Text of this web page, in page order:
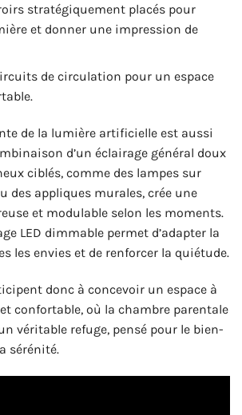
stratégiquement placés pour
et donner une impression de
de circulation pour un espace
de la lumière artificielle est aussi
d’un éclairage général doux
ciblés, comme des lampes sur
des appliques murales, crée une
et modulable selon les moments.
LED dimmable permet d’adapter la
les envies et de renforcer la quiétude.
donc à concevoir un espace à
confortable, où la chambre parentale
véritable refuge, pensé pour le bien-
sérénité.